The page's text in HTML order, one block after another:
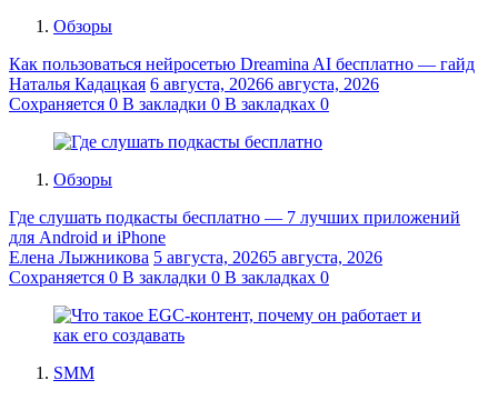
Обзоры
Как пользоваться нейросетью Dreamina AI бесплатно — гайд
Наталья Кадацкая 6 августа, 20266 августа, 2026
Сохраняется 0 В закладки 0 В закладках 0
Обзоры
Где слушать подкасты бесплатно — 7 лучших приложений
для Android и iPhone
Елена Лыжникова 5 августа, 20265 августа, 2026
Сохраняется 0 В закладки 0 В закладках 0
SMM